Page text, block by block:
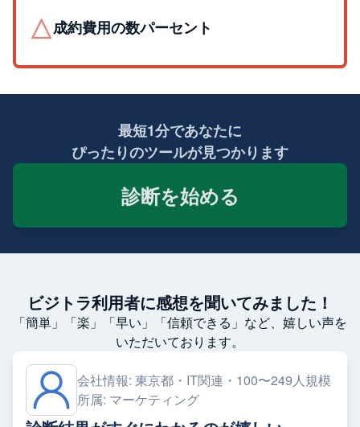
△成約費用の数パーセント
最短1分であなたに
ぴったりのツールが見つかります
診断を始める
ビジトラ利用者に感想を聞いてみました！
「簡単」「楽」「早い」「信頼できる」など、嬉しい声を
いただいております。
会社情報: 東京都・IT関連・100〜249人規模
所属: マーケティング